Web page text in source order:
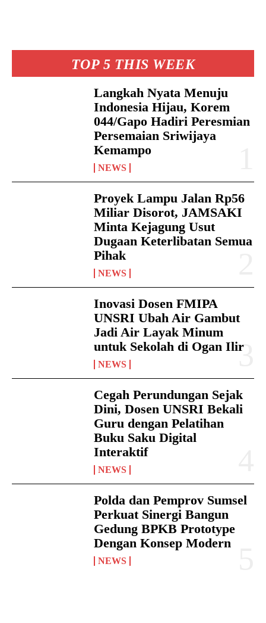
TOP 5 THIS WEEK
Langkah Nyata Menuju
Indonesia Hijau, Korem
044/Gapo Hadiri Peresmian
Persemaian Sriwijaya
Kemampo
NEWS
Proyek Lampu Jalan Rp56
Miliar Disorot, JAMSAKI
Minta Kejagung Usut
Dugaan Keterlibatan Semua
Pihak
NEWS
Inovasi Dosen FMIPA
UNSRI Ubah Air Gambut
Jadi Air Layak Minum
untuk Sekolah di Ogan Ilir
NEWS
Cegah Perundungan Sejak
Dini, Dosen UNSRI Bekali
Guru dengan Pelatihan
Buku Saku Digital
Interaktif
NEWS
Polda dan Pemprov Sumsel
Perkuat Sinergi Bangun
Gedung BPKB Prototype
Dengan Konsep Modern
NEWS